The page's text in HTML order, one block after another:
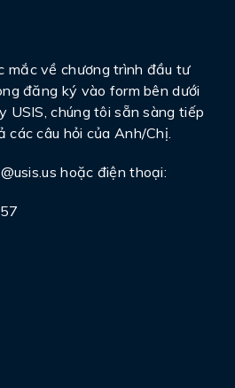
mắc về chương trình đầu tư
đăng ký vào form bên dưới
USIS, chúng tôi sẵn sàng tiếp
câu hỏi của Anh/Chị.
hoặc điện thoại: